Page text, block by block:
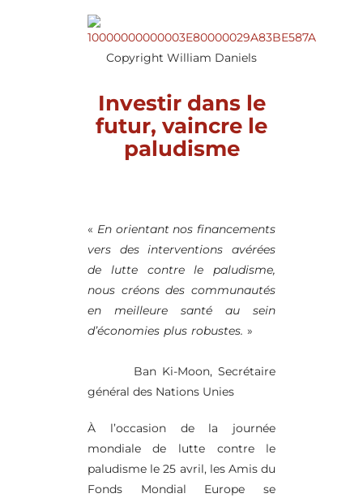
Copyright William Daniels
Investir dans le
futur, vaincre le
paludisme
« En orientant nos financements
vers des interventions avérées
de lutte contre le paludisme,
nous créons des communautés
en meilleure santé au sein
d’économies plus robustes. »
Ban Ki-Moon, Secrétaire
général des Nations Unies
À l’occasion de la journée
mondiale de lutte contre le
paludisme le 25 avril, les Amis du
Fonds Mondial Europe se